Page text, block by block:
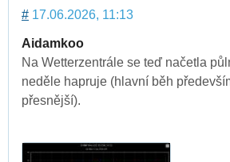
# 17.06.2026, 11:13
Aidamkoo
Na Wetterzentrále se teď načetla
neděle hapruje (hlavní běh
přesnější).